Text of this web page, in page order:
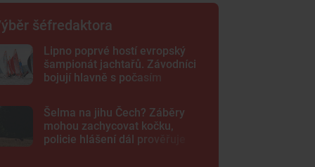
šéfredaktora
Lipno poprvé hostí evropský
šampionát jachtařů. Závodníci
bojují hlavně s počasím
Šelma na jihu Čech? Záběry
mohou zachycovat kočku,
policie hlášení dál prověřuje